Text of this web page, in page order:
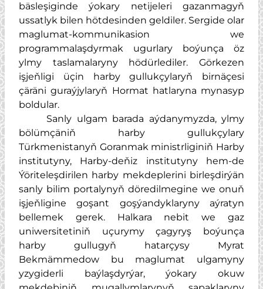
bäsleşiginde ýokary netijeleri gazanmagyň
ussatlyk bilen hötdesinden geldiler. Sergide olar
maglumat-kommunikasion we
programmalaşdyrmak ugurlary boýunça öz
ylmy taslamalaryny hödürlediler. Görkezen
işjeňligi üçin harby gullukçylaryň birnäçesi
çäräni guraýjylaryň Hormat hatlaryna mynasyp
boldular.
Sanly ulgam barada aýdanymyzda, ylmy
bölümçäniň harby gullukçylary
Türkmenistanyň Goranmak ministrliginiň Harby
institutyny, Harby-deňiz institutyny hem-de
Ýöriteleşdirilen harby mekdeplerini birleşdirýän
sanly bilim portalynyň döredilmegine we onuň
işjeňligine goşant goşýandyklaryny aýratyn
bellemek gerek. Halkara nebit we gaz
uniwersitetiniň uçurymy çagyryş boýunça
harby gullugyň hatarçysy Myrat
Bekmämmedow bu maglumat ulgamyny
yzygiderli baýlaşdyrýar, ýokary okuw